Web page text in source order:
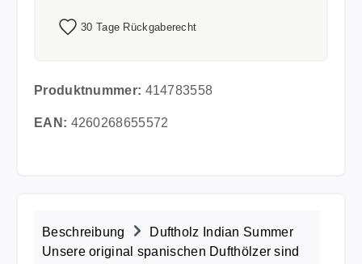
30 Tage Rückgaberecht
Produktnummer: 414783558
EAN: 4260268655572
Beschreibung
Duftholz Indian Summer
Unsere original spanischen Dufthölzer sind